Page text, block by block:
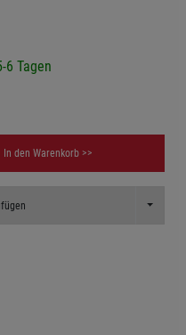
6 Tagen
In den Warenkorb >>
Toggle